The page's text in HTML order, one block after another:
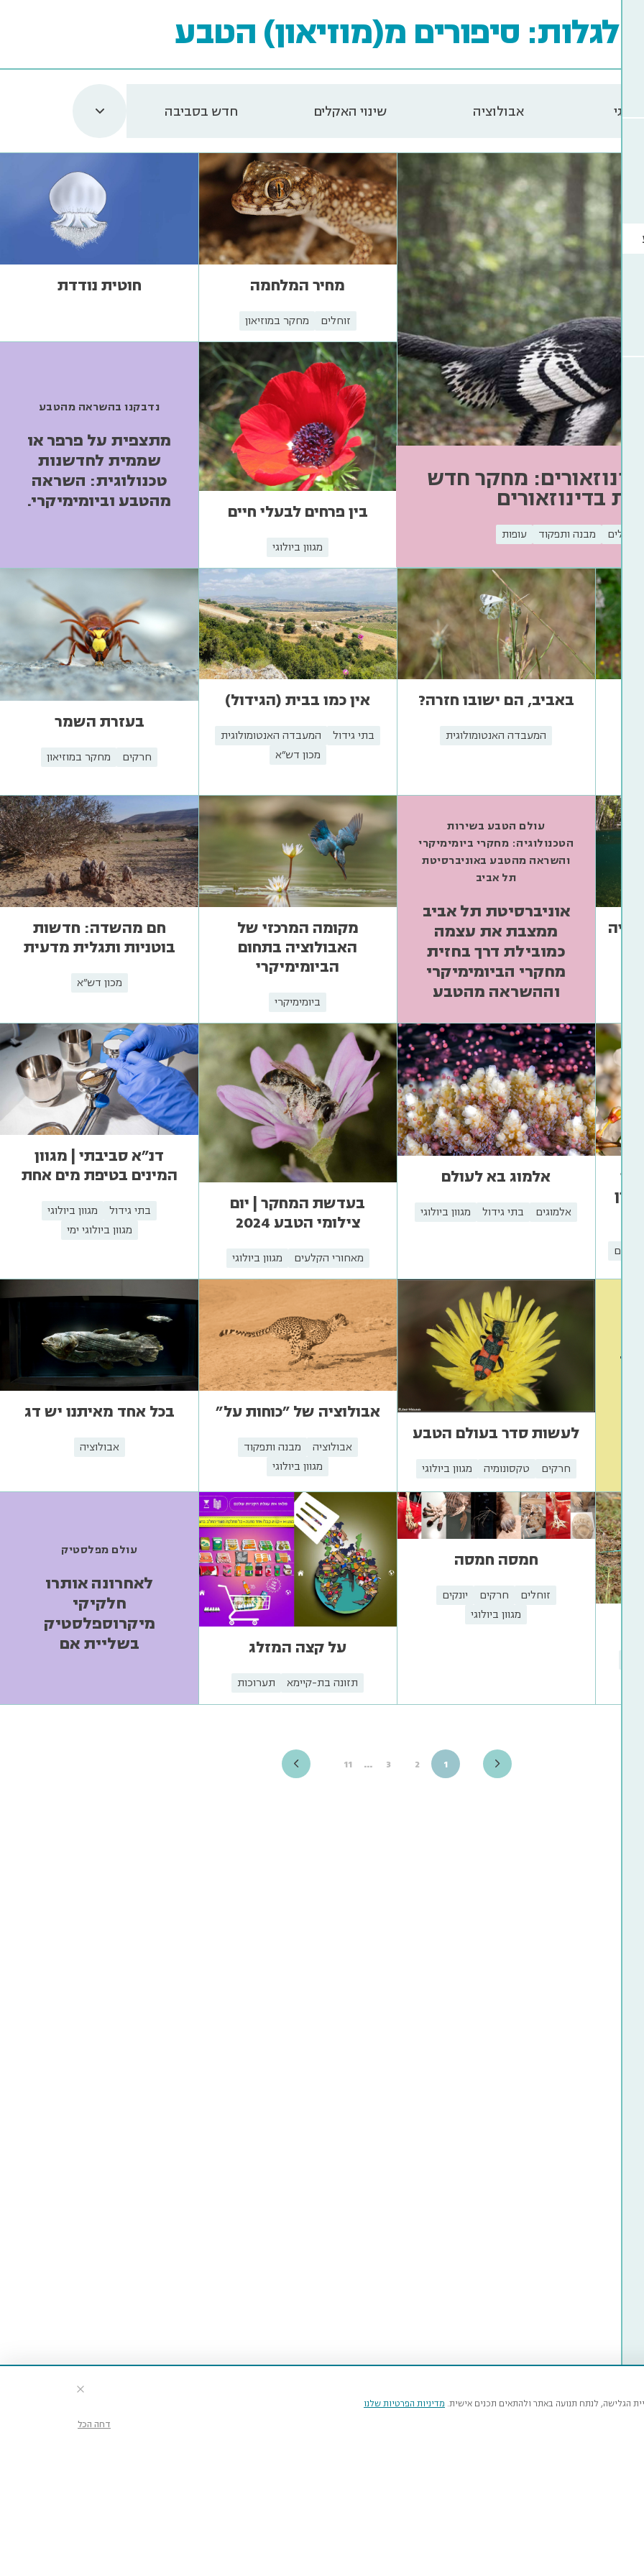
לגלות: סיפורים מ(מוזיאון) הטבע
אבולוציה שינוי האקלים חדש בסביבה
דינוזאורים: מחקר חדש
בדינוזאורים
זוחלים מבנה ותפקוד עופות
מחיר המלחמה
זוחלים מחקר במוזיאון
חוטית נודדת
בין פרחים לבעלי חיים
מגוון ביולוגי
נדבקנו בהשראה מהטבע
מתצפית על פרפר או
שממית לחדשנות
טכנולוגית: השראה
מהטבע וביומימיקרי.
באביב, הם ישובו חזרה?
המעבדה האנטומולוגית
אין כמו בבית (הגידול)
בתי גידול
המעבדה האנטומולוגית
מכון דש"א
בעזרת השמר
חרקים מחקר במוזיאון
עולם הטבע בשירות
הטכנולוגיה: מחקרי ביומימיקרי
והשראה מהטבע באוניברסיטת
תל אביב
אוניברסיטת תל אביב
ממצבת את עצמה
כמובילת דרך בחזית
מחקרי הביומימיקרי
וההשראה מהטבע
מקומה המרכזי של
האבולוציה בתחום
הביומימיקרי
ביומימיקרי
חם מהשדה: חדשות
בוטניות ותגלית מדעית
מכון דש"א
האקלים
אלמוג בא לעולם
אלמוגים בתי גידול מגוון ביולוגי
בעדשת המחקר | יום
צילומי הטבע 2024
מאחורי הקלעים מגוון ביולוגי
דנ"א סביבתי | מגוון
המינים בטיפת מים אחת
בתי גידול
מגוון ביולוגי
מגוון ביולוגי ימי
לעשות סדר בעולם הטבע
חרקים טקסונומיה מגוון ביולוגי
אבולוציה של "כוחות על"
אבולוציה
מבנה ותפקוד
מגוון ביולוגי
בכל אחד מאיתנו יש דג
אבולוציה
חמסה חמסה
זוחלים חרקים
יונקים
מגוון ביולוגי
על קצה המזלג
תזונה בת-קיימא תערוכות
עולם מפלסטיק
לאחרונה אותרו
חלקיקי
מיקרוספלסטיק
בשליית אם
1
2
3
…
11
הגלישה, לנתח תנועה באתר ולהתאים תכנים אישית. מדיניות הפרטיות שלנו
דחה הכל